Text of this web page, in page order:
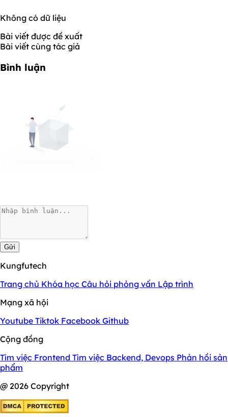
Không có dữ liệu
Bài viết được đề xuất
Bài viết cùng tác giả
Bình luận
Gửi
Kungfutech
Trang chủ Khóa học Câu hỏi phỏng vấn Lập trình
Mạng xã hội
Youtube Tiktok Facebook Github
Cộng đồng
Tìm việc Frontend Tìm việc Backend, Devops Phản hồi sản
phẩm
@ 2026 Copyright